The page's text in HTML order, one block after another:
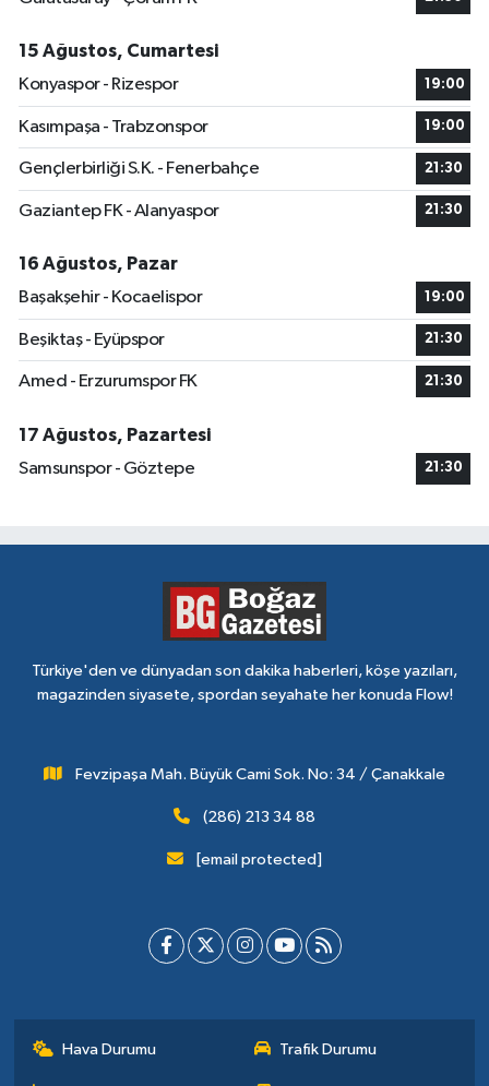
15 Ağustos, Cumartesi
Konyaspor - Rizespor
19:00
Kasımpaşa - Trabzonspor 19:00
Gençlerbirliği S.K. - Fenerbahçe 21:30
Gaziantep FK - Alanyaspor 21:30
16 Ağustos, Pazar
Başakşehir - Kocaelispor
19:00
Beşiktaş - Eyüpspor 21:30
Amed - Erzurumspor FK 21:30
17 Ağustos, Pazartesi
Samsunspor - Göztepe
21:30
Türkiye'den ve dünyadan son dakika haberleri, köşe yazıları,
magazinden siyasete, spordan seyahate her konuda Flow!
Fevzipaşa Mah. Büyük Cami Sok. No: 34 / Çanakkale
(286) 213 34 88
[email protected]
Hava Durumu Trafik Durumu